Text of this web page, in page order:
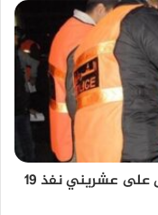
الرشيدية... الأمن الجهوي يلقي القبض على عشريني نفذ 19